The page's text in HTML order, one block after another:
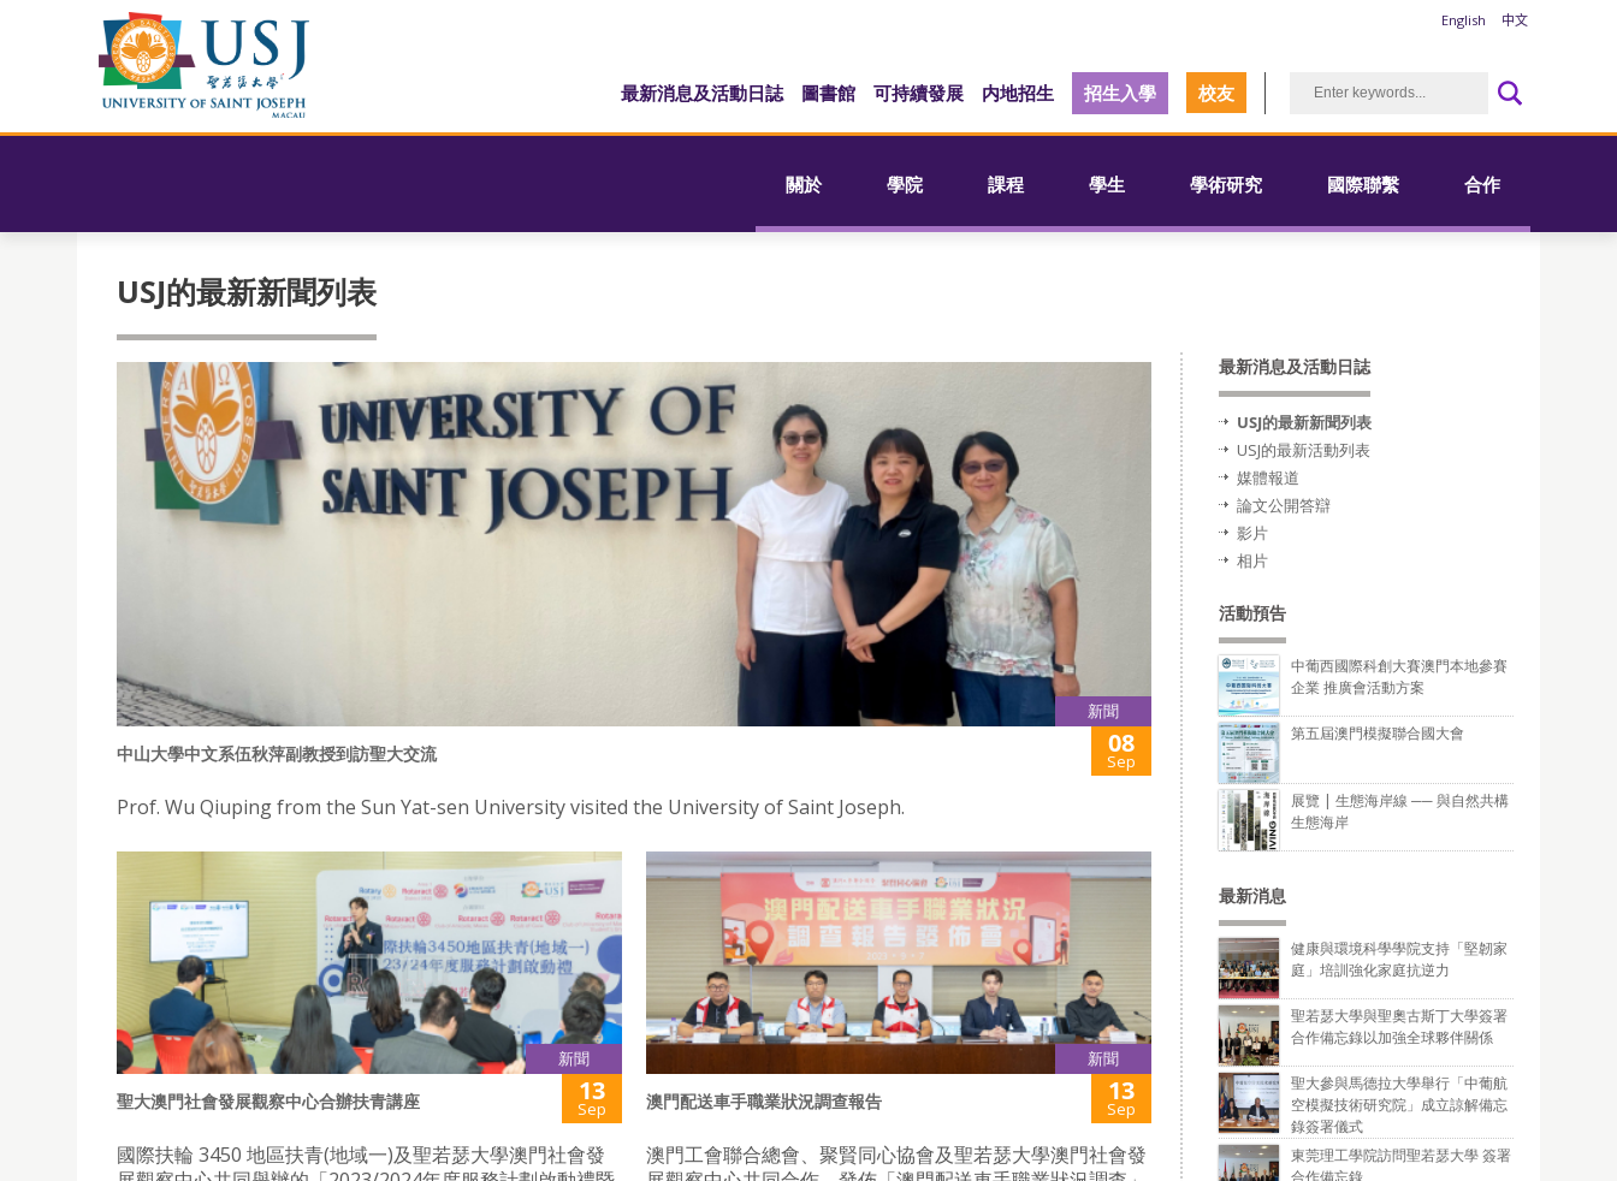
English 中文
最新消息及活動日誌 圖書館 可持續發展 内地招生 招生入學 校友
關於 學院 課程 學生 學術研究 國際聯繫 合作
USJ的最新新聞列表
新聞
中山大學中文系伍秋萍副教授到訪聖大交流 08
Sep
Prof. Wu Qiuping from the Sun Yat-sen University visited the University of Saint Joseph.
新聞
聖大澳門社會發展觀察中心合辦扶青講座 13
Sep
國際扶輪 3450 地區扶青(地域一)及聖若瑟大學澳門社會發
新聞
澳門配送車手職業狀況調查報告 13
Sep
澳門工會聯合總會、聚賢同心協會及聖若瑟大學澳門社會發
最新消息及活動日誌
USJ的最新新聞列表
USJ的最新活動列表
媒體報道
論文公開答辯
影片
相片
活動預告
中葡西國際科創大賽澳門本地參賽
企業 推廣會活動方案
第五屆澳門模擬聯合國大會
展覽 | 生態海岸線 ── 與自然共構
生態海岸
最新消息
健康與環境科學學院支持「堅韌家
庭」培訓強化家庭抗逆力
聖若瑟大學與聖奧古斯丁大學簽署
合作備忘錄以加強全球夥伴關係
聖大參與馬德拉大學舉行「中葡航
空模擬技術研究院」成立諒解備忘
錄簽署儀式
東莞理工學院訪問聖若瑟大學 簽署
合作備忘錄